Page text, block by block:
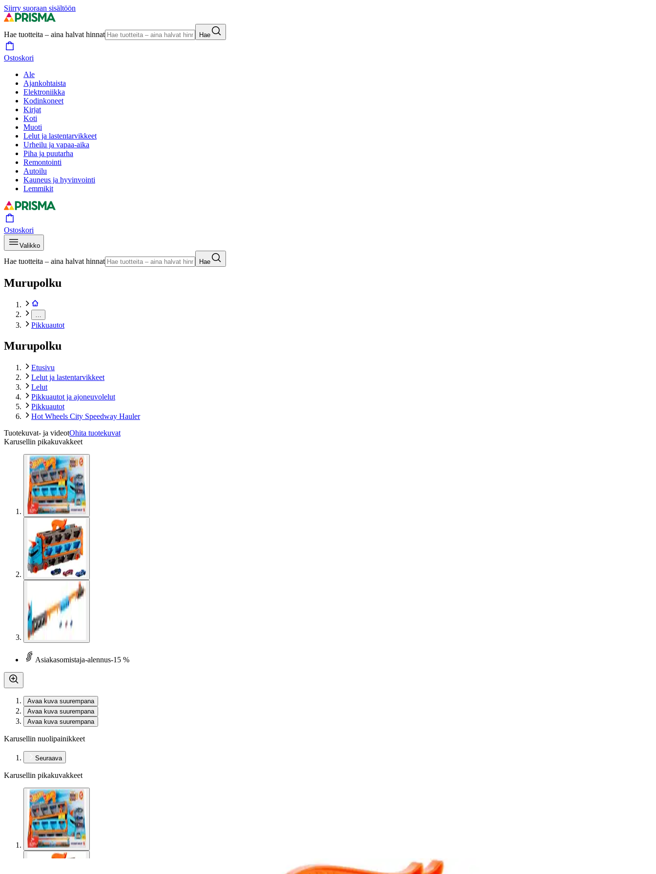
Siirry suoraan sisältöön
Hae tuotteita – aina halvat hinnat Hae
Ostoskori
Ale
Ajankohtaista
Elektroniikka
Kodinkoneet
Kirjat
Koti
Muoti
Lelut ja lastentarvikkeet
Urheilu ja vapaa-aika
Piha ja puutarha
Remontointi
Autoilu
Kauneus ja hyvinvointi
Lemmikit
Ostoskori
Valikko
Hae tuotteita – aina halvat hinnat Hae
Murupolku
Pikkuautot
Murupolku
Etusivu
Lelut ja lastentarvikkeet
Lelut
Pikkuautot ja ajoneuvolelut
Pikkuautot
Hot Wheels City Speedway Hauler
Tuotekuvat- ja videotOhita tuotekuvat
Karusellin pikakuvakkeet
Asiakasomistaja-alennus-15 %
Avaa kuva suurempana
Avaa kuva suurempana
Avaa kuva suurempana
Karusellin nuolipainikkeet
Seuraava
Karusellin pikakuvakkeet